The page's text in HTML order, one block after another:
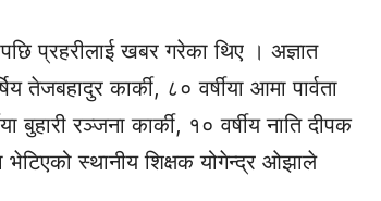
प्रहरीलाई खबर गरेका थिए । अज्ञात
तेजबहादुर कार्की, ८० वर्षीया आमा पार्वता
बुहारी रञ्जना कार्की, १० वर्षीय नाति दीपक
भेटिएको स्थानीय शिक्षक योगेन्द्र ओझाले